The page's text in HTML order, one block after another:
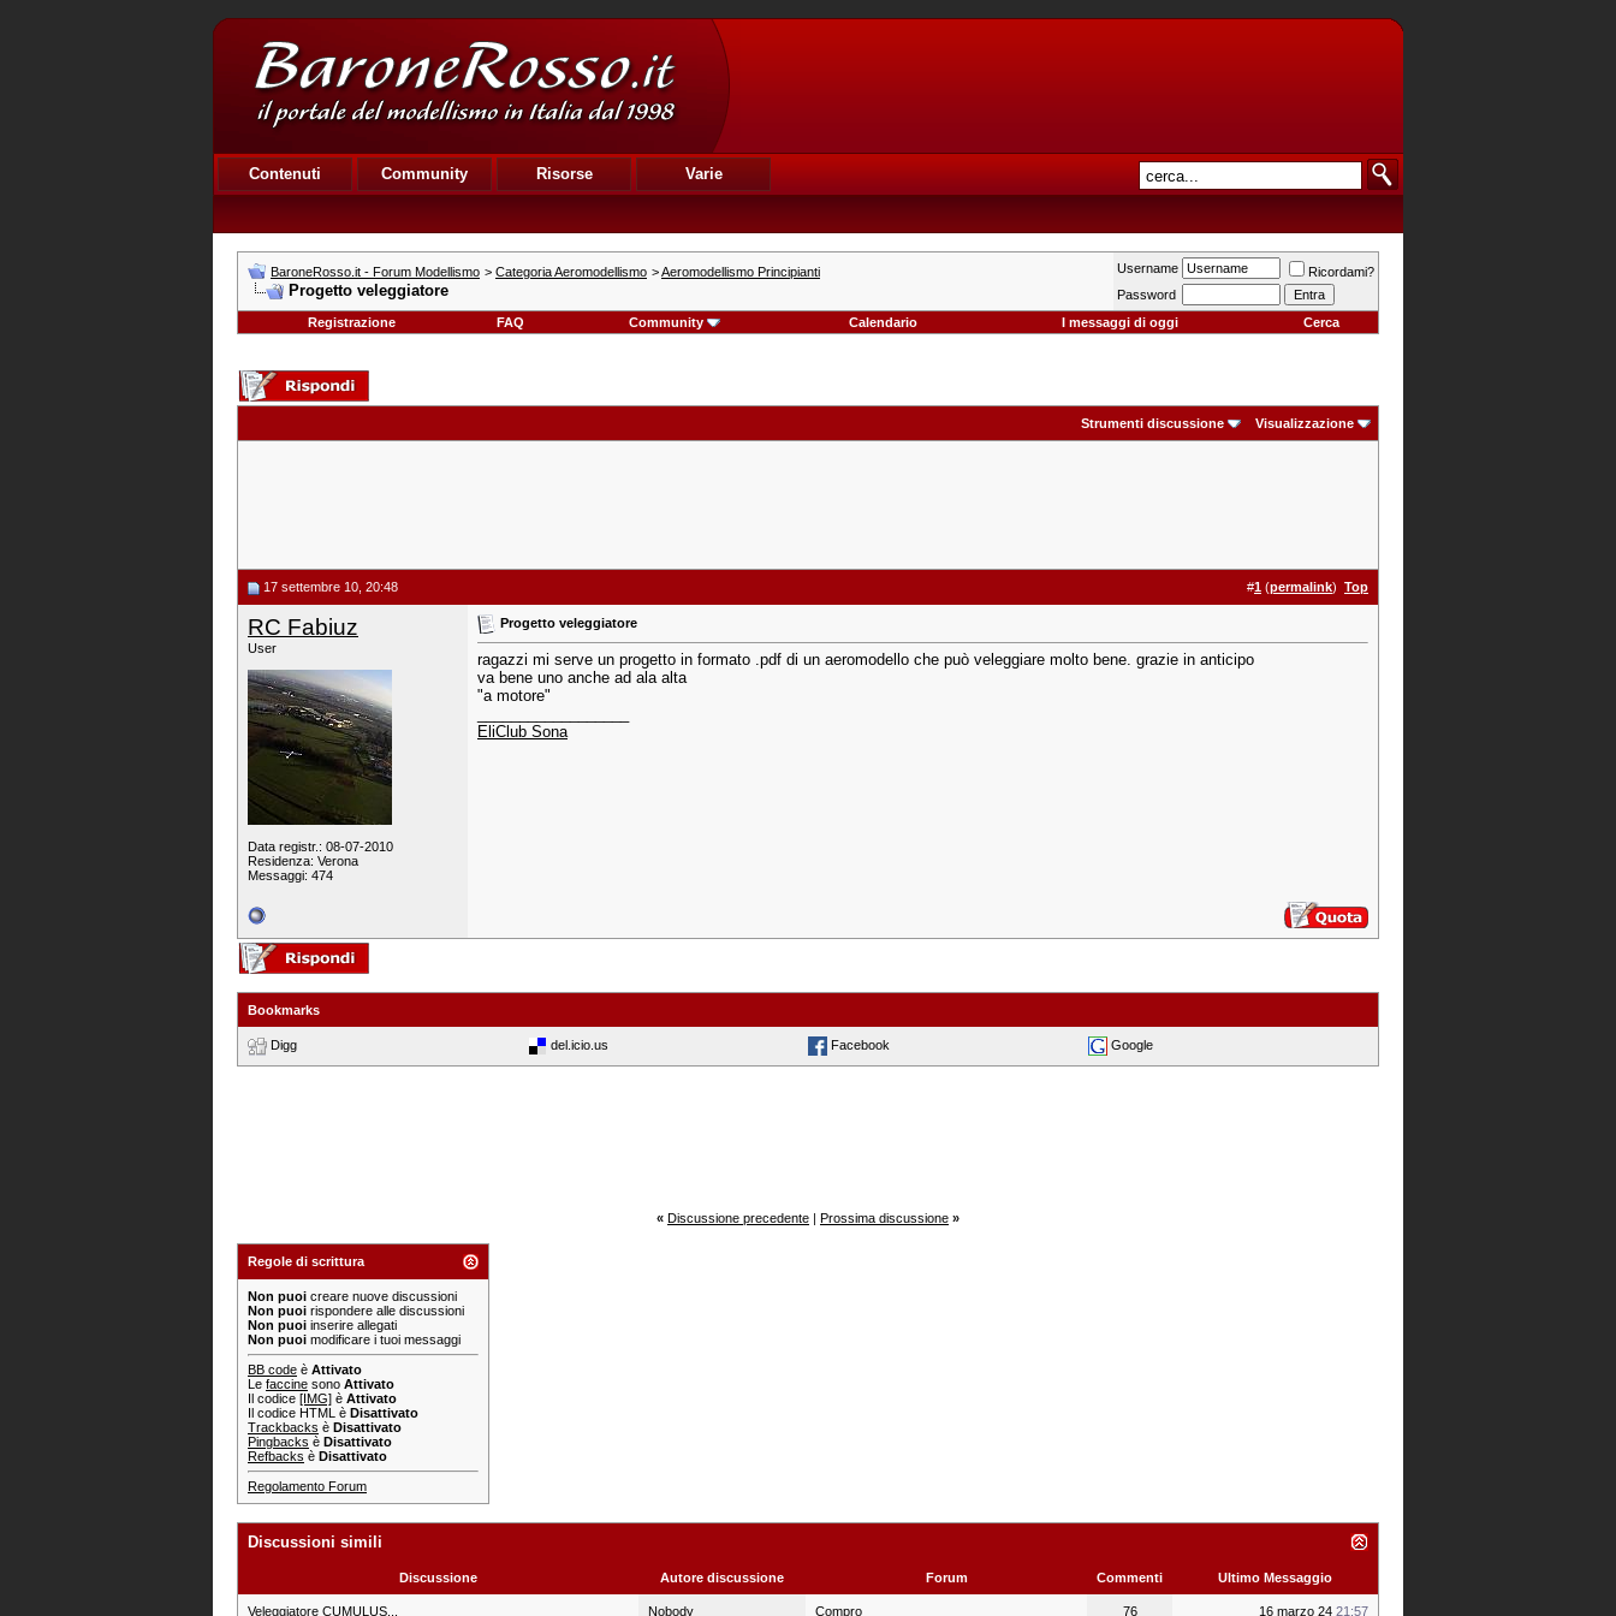
Contenuti Community Risorse Varie
BaroneRosso.it - Forum Modellismo > Categoria Aeromodellismo >Aeromodellismo Principianti
Progetto veleggiatore
Username
Ricordami?
Password
Registrazione
FAQ Community Calendario I messaggi di oggi Cerca
Strumenti discussione Visualizzazione
17 settembre 10, 20:48 #1 (permalink) Top
RC Fabiuz
User
Data registr.: 08-07-2010
Residenza: Verona
Messaggi: 474
Progetto veleggiatore
ragazzi mi serve un progetto in formato .pdf di un aeromodello che può veleggiare molto bene. grazie in anticipo
va bene uno anche ad ala alta
"a motore"
EliClub Sona
Bookmarks
Digg del.icio.us Facebook Google
« Discussione precedente | Prossima discussione »
Regole di scrittura
Non puoi creare nuove discussioni
Non puoi rispondere alle discussioni
Non puoi inserire allegati
Non puoi modificare i tuoi messaggi
BB code è Attivato
Le faccine sono Attivato
Il codice [IMG] è Attivato
Il codice HTML è Disattivato
Trackbacks è Disattivato
Pingbacks è Disattivato
Refbacks è Disattivato
Regolamento Forum
Discussioni simili
Discussione Autore discussione Forum Commenti Ultimo Messaggio
Veleggiatore CUMULUS... Nobody Compro 76 16 marzo 24 21:57